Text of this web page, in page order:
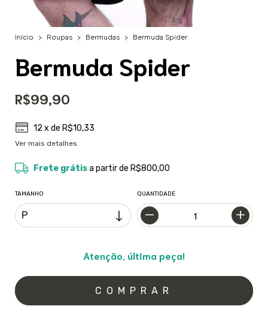
Início > Roupas > Bermudas > Bermuda Spider
Bermuda Spider
R$99,90
12 x de R$10,33
Ver mais detalhes
Frete grátisa partir de R$800,00
TAMANHO QUANTIDADE
Atenção, última peça!